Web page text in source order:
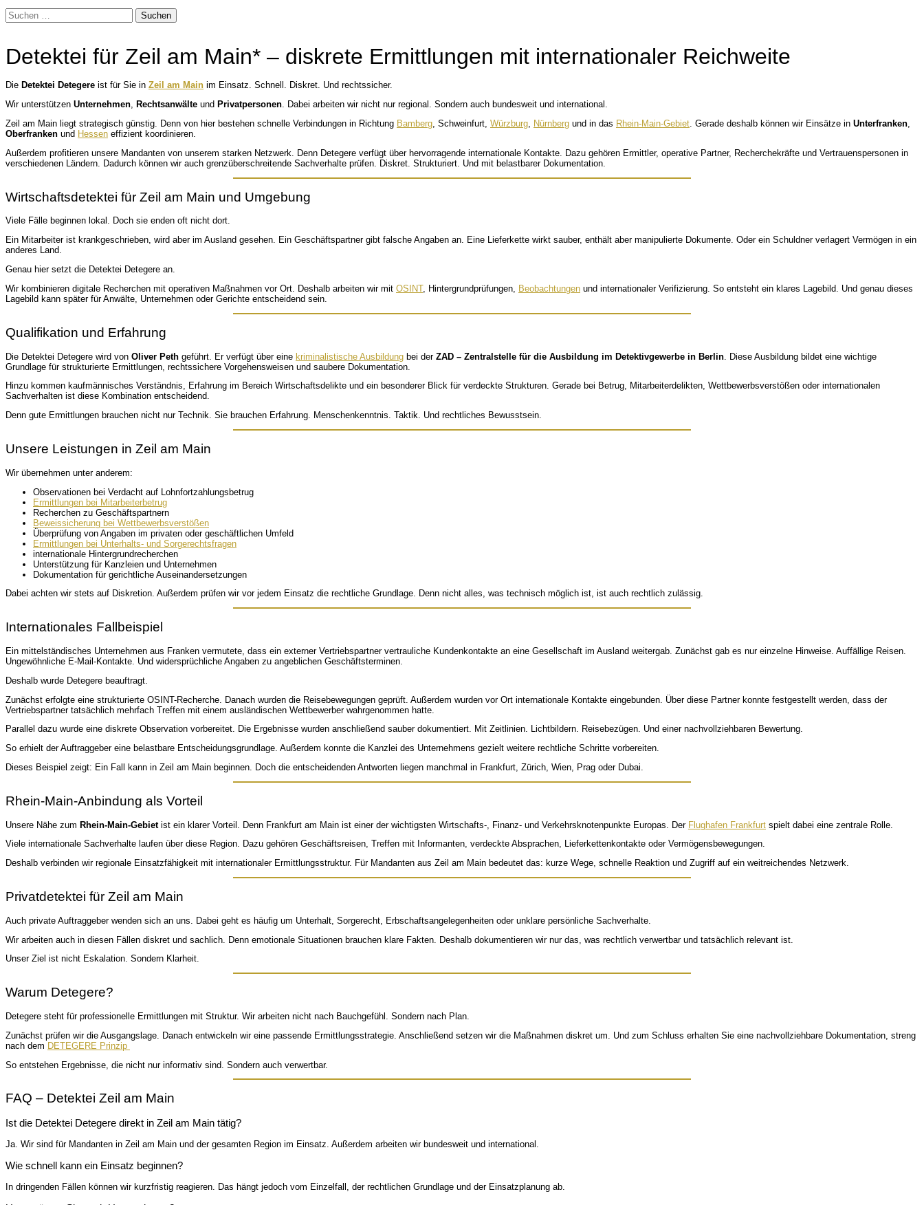
Suchen
nach:
Detektei für Zeil am Main* – diskrete Ermittlungen mit internationaler Reichweite
Die Detektei Detegere ist für Sie in Zeil am Main im Einsatz. Schnell. Diskret. Und rechtssicher.
Wir unterstützen Unternehmen, Rechtsanwälte und Privatpersonen. Dabei arbeiten wir nicht nur regional. Sondern auch bundesweit und international.
Zeil am Main liegt strategisch günstig. Denn von hier bestehen schnelle Verbindungen in Richtung Bamberg, Schweinfurt, Würzburg, Nürnberg und in das Rhein-Main-Gebiet. Gerade deshalb können wir Einsätze in Unterfranken,
Oberfranken und Hessen effizient koordinieren.
Außerdem profitieren unsere Mandanten von unserem starken Netzwerk. Denn Detegere verfügt über hervorragende internationale Kontakte. Dazu gehören Ermittler, operative Partner, Recherchekräfte und Vertrauenspersonen in
verschiedenen Ländern. Dadurch können wir auch grenzüberschreitende Sachverhalte prüfen. Diskret. Strukturiert. Und mit belastbarer Dokumentation.
Wirtschaftsdetektei für Zeil am Main und Umgebung
Viele Fälle beginnen lokal. Doch sie enden oft nicht dort.
Ein Mitarbeiter ist krankgeschrieben, wird aber im Ausland gesehen. Ein Geschäftspartner gibt falsche Angaben an. Eine Lieferkette wirkt sauber, enthält aber manipulierte Dokumente. Oder ein Schuldner verlagert Vermögen in ein
anderes Land.
Genau hier setzt die Detektei Detegere an.
Wir kombinieren digitale Recherchen mit operativen Maßnahmen vor Ort. Deshalb arbeiten wir mit OSINT, Hintergrundprüfungen, Beobachtungen und internationaler Verifizierung. So entsteht ein klares Lagebild. Und genau dieses
Lagebild kann später für Anwälte, Unternehmen oder Gerichte entscheidend sein.
Qualifikation und Erfahrung
Die Detektei Detegere wird von Oliver Peth geführt. Er verfügt über eine kriminalistische Ausbildung bei der ZAD – Zentralstelle für die Ausbildung im Detektivgewerbe in Berlin . Diese Ausbildung bildet eine wichtige
Grundlage für strukturierte Ermittlungen, rechtssichere Vorgehensweisen und saubere Dokumentation.
Hinzu kommen kaufmännisches Verständnis, Erfahrung im Bereich Wirtschaftsdelikte und ein besonderer Blick für verdeckte Strukturen. Gerade bei Betrug, Mitarbeiterdelikten, Wettbewerbsverstößen oder internationalen
Sachverhalten ist diese Kombination entscheidend.
Denn gute Ermittlungen brauchen nicht nur Technik. Sie brauchen Erfahrung. Menschenkenntnis. Taktik. Und rechtliches Bewusstsein.
Unsere Leistungen in Zeil am Main
Wir übernehmen unter anderem:
Observationen bei Verdacht auf Lohnfortzahlungsbetrug
Ermittlungen bei Mitarbeiterbetrug
Recherchen zu Geschäftspartnern
Beweissicherung bei Wettbewerbsverstößen
Überprüfung von Angaben im privaten oder geschäftlichen Umfeld
Ermittlungen bei Unterhalts- und Sorgerechtsfragen
internationale Hintergrundrecherchen
Unterstützung für Kanzleien und Unternehmen
Dokumentation für gerichtliche Auseinandersetzungen
Dabei achten wir stets auf Diskretion. Außerdem prüfen wir vor jedem Einsatz die rechtliche Grundlage. Denn nicht alles, was technisch möglich ist, ist auch rechtlich zulässig.
Internationales Fallbeispiel
Ein mittelständisches Unternehmen aus Franken vermutete, dass ein externer Vertriebspartner vertrauliche Kundenkontakte an eine Gesellschaft im Ausland weitergab. Zunächst gab es nur einzelne Hinweise. Auffällige Reisen.
Ungewöhnliche E-Mail-Kontakte. Und widersprüchliche Angaben zu angeblichen Geschäftsterminen.
Deshalb wurde Detegere beauftragt.
Zunächst erfolgte eine strukturierte OSINT-Recherche. Danach wurden die Reisebewegungen geprüft. Außerdem wurden vor Ort internationale Kontakte eingebunden. Über diese Partner konnte festgestellt werden, dass der
Vertriebspartner tatsächlich mehrfach Treffen mit einem ausländischen Wettbewerber wahrgenommen hatte.
Parallel dazu wurde eine diskrete Observation vorbereitet. Die Ergebnisse wurden anschließend sauber dokumentiert. Mit Zeitlinien. Lichtbildern. Reisebezügen. Und einer nachvollziehbaren Bewertung.
So erhielt der Auftraggeber eine belastbare Entscheidungsgrundlage. Außerdem konnte die Kanzlei des Unternehmens gezielt weitere rechtliche Schritte vorbereiten.
Dieses Beispiel zeigt: Ein Fall kann in Zeil am Main beginnen. Doch die entscheidenden Antworten liegen manchmal in Frankfurt, Zürich, Wien, Prag oder Dubai.
Rhein-Main-Anbindung als Vorteil
Unsere Nähe zum Rhein-Main-Gebietist ein klarer Vorteil. Denn Frankfurt am Main ist einer der wichtigsten Wirtschafts-, Finanz- und Verkehrsknotenpunkte Europas. Der Flughafen Frankfurt spielt dabei eine zentrale Rolle.
Viele internationale Sachverhalte laufen über diese Region. Dazu gehören Geschäftsreisen, Treffen mit Informanten, verdeckte Absprachen, Lieferkettenkontakte oder Vermögensbewegungen.
Deshalb verbinden wir regionale Einsatzfähigkeit mit internationaler Ermittlungsstruktur. Für Mandanten aus Zeil am Main bedeutet das: kurze Wege, schnelle Reaktion und Zugriff auf ein weitreichendes Netzwerk.
Privatdetektei für Zeil am Main
Auch private Auftraggeber wenden sich an uns. Dabei geht es häufig um Unterhalt, Sorgerecht, Erbschaftsangelegenheiten oder unklare persönliche Sachverhalte.
Wir arbeiten auch in diesen Fällen diskret und sachlich. Denn emotionale Situationen brauchen klare Fakten. Deshalb dokumentieren wir nur das, was rechtlich verwertbar und tatsächlich relevant ist.
Unser Ziel ist nicht Eskalation. Sondern Klarheit.
Warum Detegere?
Detegere steht für professionelle Ermittlungen mit Struktur. Wir arbeiten nicht nach Bauchgefühl. Sondern nach Plan.
Zunächst prüfen wir die Ausgangslage. Danach entwickeln wir eine passende Ermittlungsstrategie. Anschließend setzen wir die Maßnahmen diskret um. Und zum Schluss erhalten Sie eine nachvollziehbare Dokumentation, streng
nach dem DETEGERE Prinzip
So entstehen Ergebnisse, die nicht nur informativ sind. Sondern auch verwertbar.
FAQ – Detektei Zeil am Main
Ist die Detektei Detegere direkt in Zeil am Main tätig?
Ja. Wir sind für Mandanten in Zeil am Main und der gesamten Region im Einsatz. Außerdem arbeiten wir bundesweit und international.
Wie schnell kann ein Einsatz beginnen?
In dringenden Fällen können wir kurzfristig reagieren. Das hängt jedoch vom Einzelfall, der rechtlichen Grundlage und der Einsatzplanung ab.